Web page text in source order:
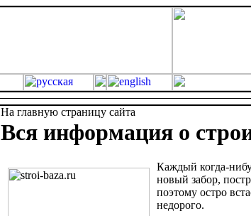
На главную страницу сайта
Вся информация о
Каждый когда-
новый забор,
поэтому остро
недорого.